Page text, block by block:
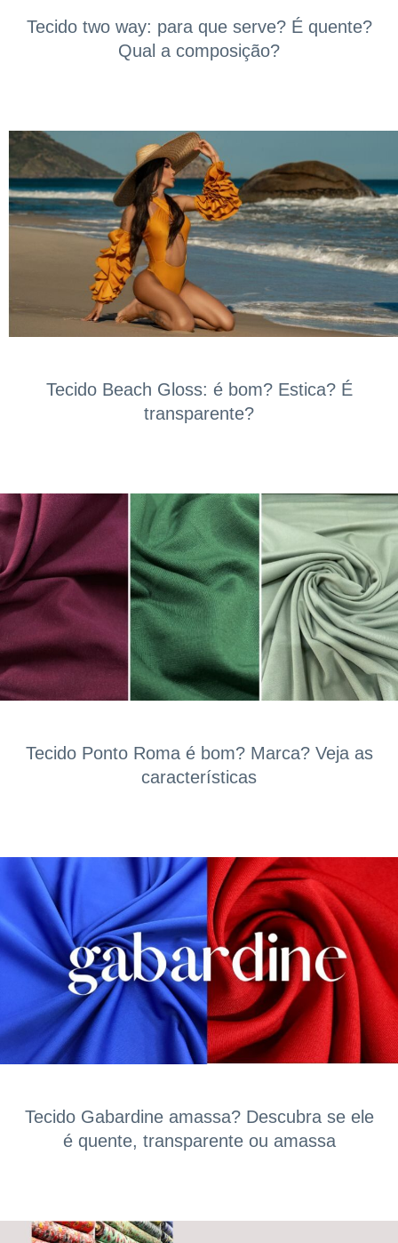
Tecido two way: para que serve? É quente?
Qual a composição?
Tecido Beach Gloss: é bom? Estica? É
transparente?
Tecido Ponto Roma é bom? Marca? Veja as
características
Tecido Gabardine amassa? Descubra se ele
é quente, transparente ou amassa